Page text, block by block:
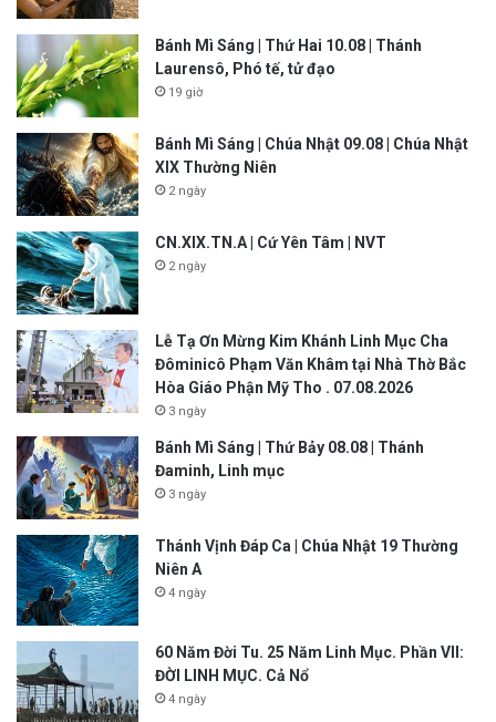
Bánh Mì Sáng | Thứ Hai 10.08 | Thánh
Laurensô, Phó tế, tử đạo
19 giờ
Bánh Mì Sáng | Chúa Nhật 09.08 | Chúa Nhật
XIX Thường Niên
2 ngày
CN.XIX.TN.A | Cứ Yên Tâm | NVT
2 ngày
Lễ Tạ Ơn Mừng Kim Khánh Linh Mục Cha
Đôminicô Phạm Văn Khâm tại Nhà Thờ Bắc
Hòa Giáo Phận Mỹ Tho . 07.08.2026
3 ngày
Bánh Mì Sáng | Thứ Bảy 08.08 | Thánh
Đaminh, Linh mục
3 ngày
Thánh Vịnh Đáp Ca | Chúa Nhật 19 Thường
Niên A
4 ngày
60 Năm Đời Tu. 25 Năm Linh Mục. Phần VII:
ĐỜI LINH MỤC. Cả Nổ
4 ngày